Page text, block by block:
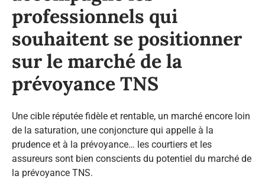
professionnels qui
souhaitent se positionner
sur le marché de la
prévoyance TNS
Une cible réputée fidèle et rentable, un marché encore loin
de la saturation, une conjoncture qui appelle à la
prudence et à la prévoyance… les courtiers et les
assureurs sont bien conscients du potentiel du marché de
la prévoyance TNS.